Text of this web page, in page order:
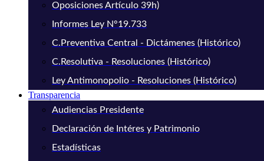
Oposiciones Artículo 39h)
Informes Ley N°19.733
C.Preventiva Central - Dictámenes (Histórico)
C.Resolutiva - Resoluciones (Histórico)
Ley Antimonopolio - Resoluciones (Histórico)
Transparencia
Audiencias Presidente
Declaración de Intéres y Patrimonio
Estadísticas